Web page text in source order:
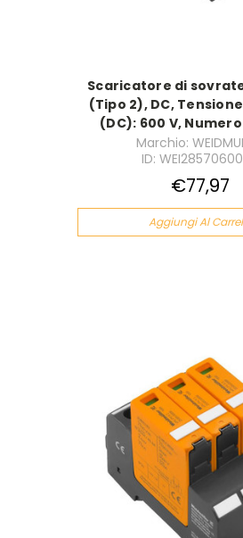
Scaricatore di
(Tipo 2), DC,
(DC): 600 V,
Marchio:
ID:
€77,97
Aggiungi Al